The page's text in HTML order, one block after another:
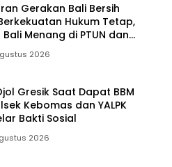
Gerakan Bali Bersih
Hukum Tetap,
Menang di PTUN dan
2026
Gresik Saat Dapat BBM
Kebomas dan YALPK
Bakti Sosial
2026